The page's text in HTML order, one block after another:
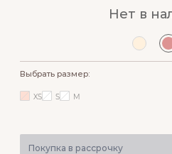
Нет в
Выбрать размер:
XS S M
Покупка в рассрочку